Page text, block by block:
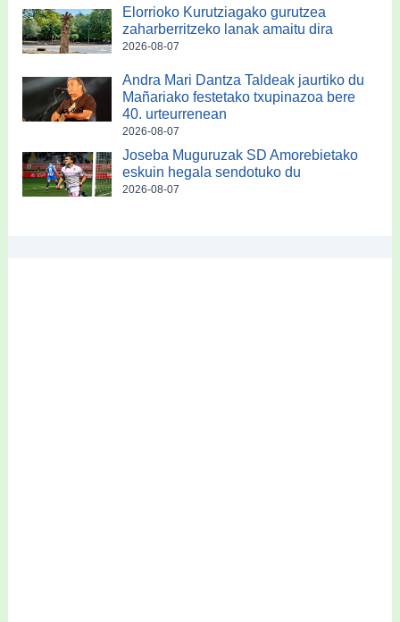
Elorrioko Kurutziagako gurutzea
zaharberritzeko lanak amaitu dira
2026-08-07
Andra Mari Dantza Taldeak jaurtiko du
Mañariako festetako txupinazoa bere
40. urteurrenean
2026-08-07
Joseba Muguruzak SD Amorebietako
eskuin hegala sendotuko du
2026-08-07